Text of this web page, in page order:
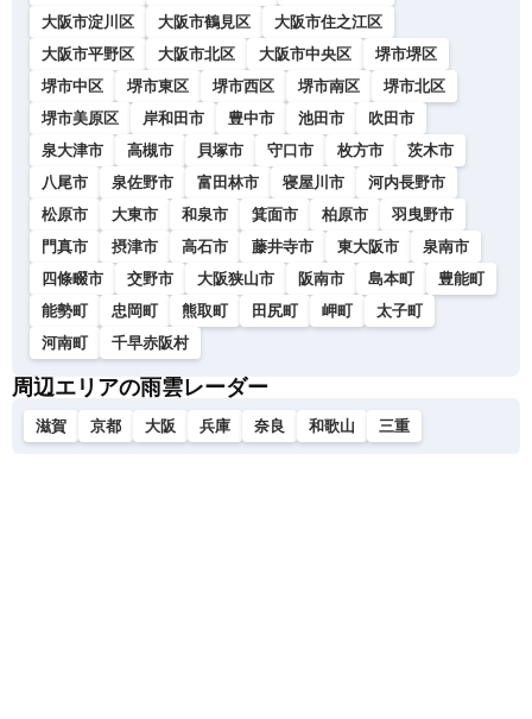
大阪市淀川区
大阪市鶴見区
大阪市住之江区
大阪市平野区
大阪市北区 大阪市中央区
堺市堺区
堺市中区
堺市東区 堺市西区 堺市南区
堺市北区
堺市美原区
岸和田市 豊中市 池田市
吹田市
泉大津市
高槻市 貝塚市 守口市 枚方市
茨木市
八尾市
泉佐野市 富田林市 寝屋川市
河内長野市
松原市
大東市 和泉市 箕面市 柏原市
羽曳野市
門真市
摂津市 高石市 藤井寺市 東大阪市
泉南市
四條畷市
交野市 大阪狭山市 阪南市 島本町
豊能町
能勢町
忠岡町 熊取町 田尻町 岬町
太子町
河南町
千早赤阪村
周辺エリアの雨雲レーダー
滋賀 京都 大阪 兵庫 奈良 和歌山 三重